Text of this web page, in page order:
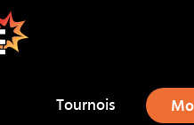
Tournois